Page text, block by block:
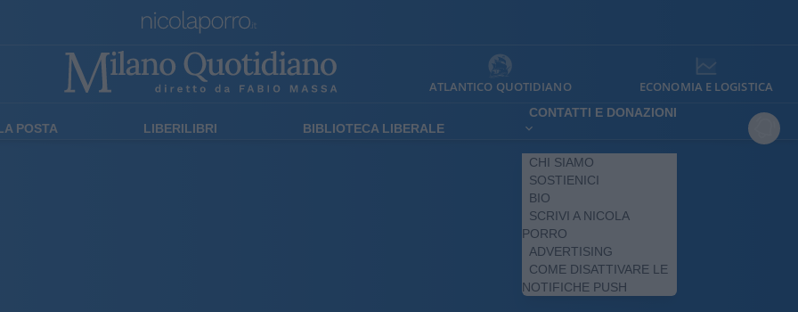
ATLANTICO QUOTIDIANO ECONOMIA E LOGISTICA
POSTA LIBERILIBRI BIBLIOTECA LIBERALE
CONTATTI E DONAZIONI
CHI SIAMO
SOSTIENICI
BIO
SCRIVI A NICOLA
PORRO
ADVERTISING
COME DISATTIVARE LE
NOTIFICHE PUSH